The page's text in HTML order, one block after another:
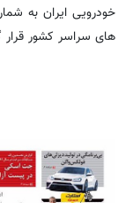
خودرویی ایران به
های سراسر کشور